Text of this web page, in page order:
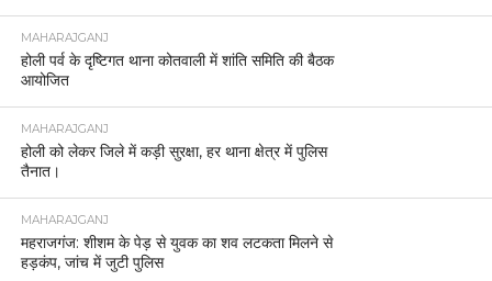
MAHARAJGANJ
होली पर्व के दृष्टिगत थाना कोतवाली में शांति समिति की बैठक
आयोजित
MAHARAJGANJ
होली को लेकर जिले में कड़ी सुरक्षा, हर थाना क्षेत्र में पुलिस
तैनात।
MAHARAJGANJ
महराजगंज: शीशम के पेड़ से युवक का शव लटकता मिलने से
हड़कंप, जांच में जुटी पुलिस